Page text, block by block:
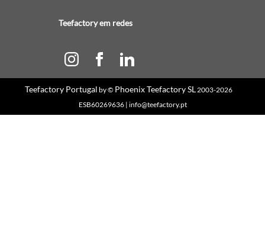
Teefactory em redes
Teefactory Portugal by © Phoenix Teefactory SL2003-2026
ESB60269636 | info@teefactory.pt